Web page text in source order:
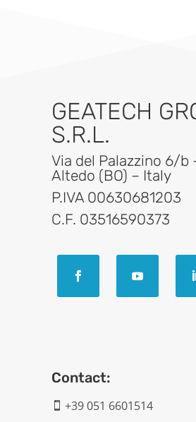
GEATECH
S.R.L.
Via del Palazzino 6/b
Altedo (BO) – Italy
P.IVA 00630681203
C.F. 03516590373
Contact:
 +39 051 6601514